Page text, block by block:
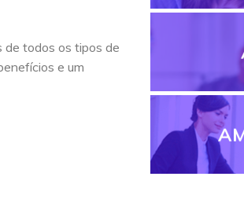
de todos os tipos de
e um